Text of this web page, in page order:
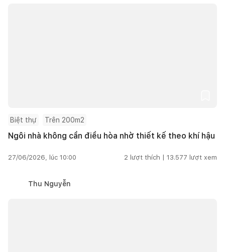
Biệt thự Trên 200m2
Ngôi nhà không cần điều hòa nhờ thiết kế theo khí hậu
27/06/2026, lúc 10:00 2 lượt thích | 13.577 lượt xem
Thu Nguyễn